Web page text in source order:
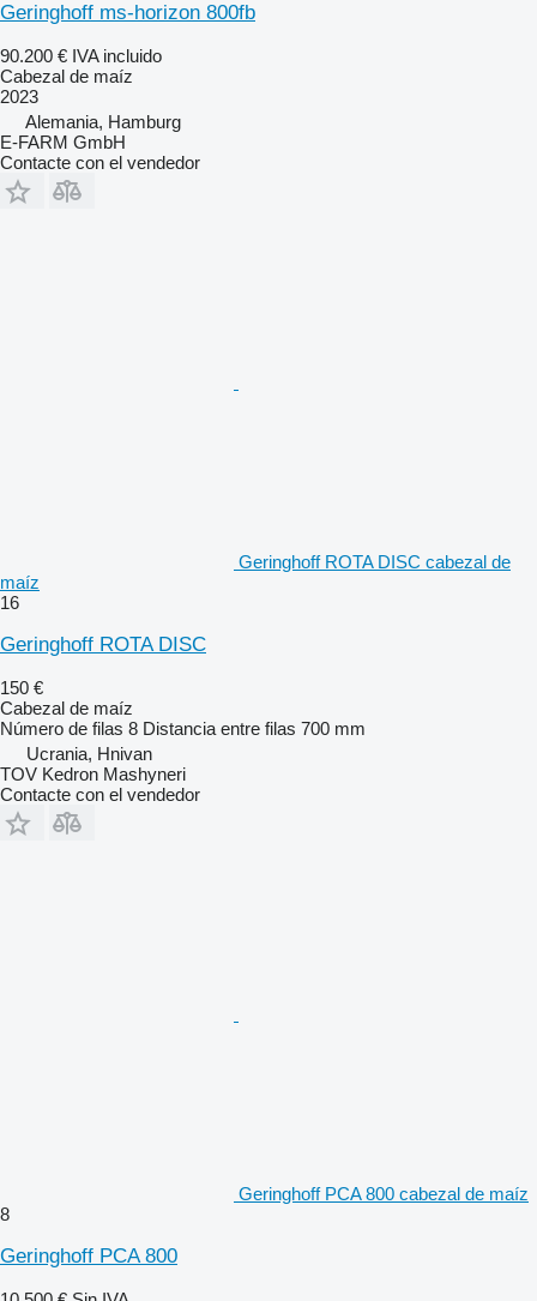
Geringhoff ms-horizon 800fb
90.200 € IVA incluido
Cabezal de maíz
2023
Alemania, Hamburg
E-FARM GmbH
Contacte con el vendedor
Geringhoff ROTA DISC cabezal de
maíz
16
Geringhoff ROTA DISC
150 €
Cabezal de maíz
Número de filas 8 Distancia entre filas 700 mm
Ucrania, Hnivan
TOV Kedron Mashyneri
Contacte con el vendedor
Geringhoff PCA 800 cabezal de maíz
8
Geringhoff PCA 800